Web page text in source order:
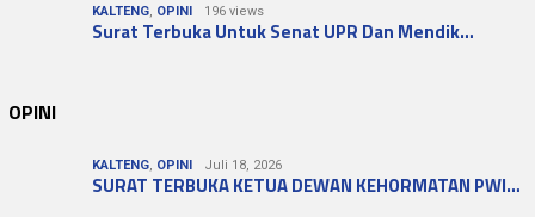
KALTENG, OPINI 196 views
Surat Terbuka Untuk Senat UPR Dan Mendik…
OPINI
KALTENG, OPINI Juli 18, 2026
SURAT TERBUKA KETUA DEWAN KEHORMATAN PWI…